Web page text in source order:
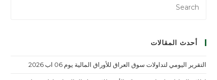
أحدث المقالات
التقرير اليومي لتداولات سوق العراق للأوراق المالية يوم 06 اب 2026